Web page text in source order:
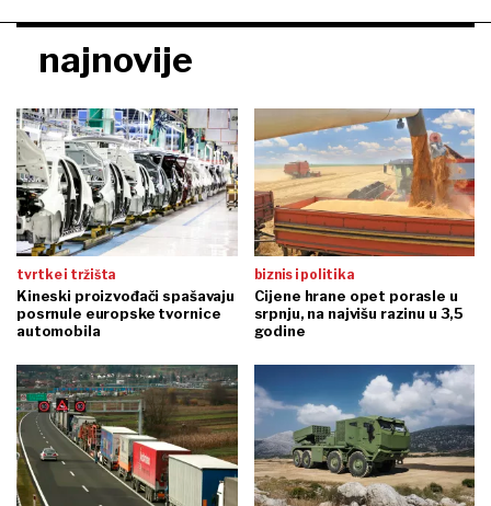
najnovije
tvrtke i tržišta
Kineski proizvođači spašavaju
posrnule europske tvornice
automobila
biznis i politika
Cijene hrane opet porasle u
srpnju, na najvišu razinu u 3,5
godine